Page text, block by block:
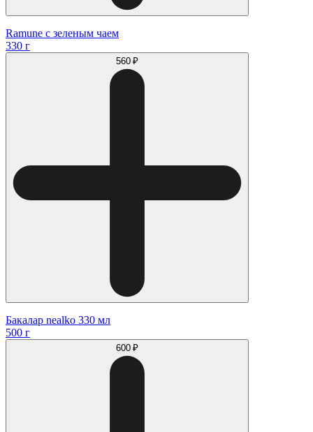
Ramune с зеленым чаем
330 г
560 ₽
Бакалар nealko 330 мл
500 г
600 ₽